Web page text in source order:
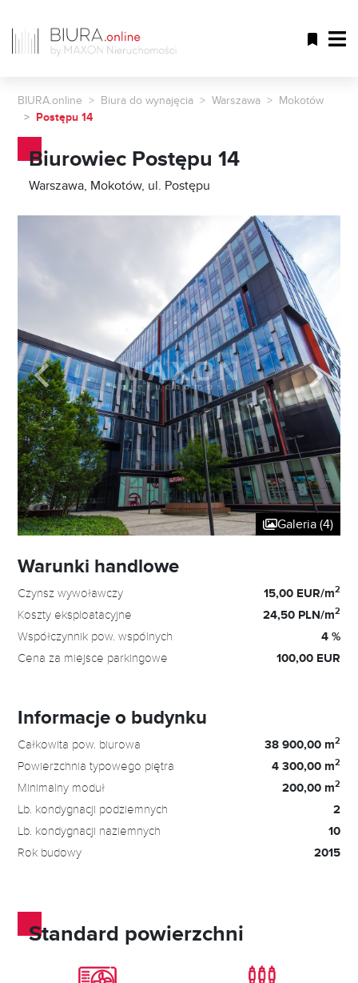
BIURA.online Biura do wynajęcia Warszawa
Mokotów
Postępu 14
Biurowiec Postępu 14
Warszawa, Mokotów, ul. Postępu
Galeria (4)
Warunki handlowe
Czynsz wywoławczy 15,00 EUR/m2
Koszty eksploatacyjne 24,50 PLN/m2
Współczynnik pow. wspólnych 4 %
Cena za miejsce parkingowe 100,00 EUR
Informacje o budynku
Całkowita pow. biurowa 38 900,00 m2
Powierzchnia typowego piętra 4 300,00 m2
Minimalny moduł 200,00 m2
Lb. kondygnacji podziemnych 2
Lb. kondygnacji naziemnych 10
Rok budowy 2015
Standard powierzchni